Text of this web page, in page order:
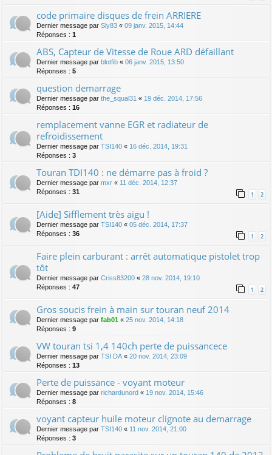
code primaire disques de frein ARRIERE
Dernier message par Sly83 « 09 janv. 2015, 14:44
Réponses : 1
ABS, Capteur de Vitesse de Roue ARD défaillant
Dernier message par blotfib « 06 janv. 2015, 13:50
Réponses : 5
question demarrage
Dernier message par the_squal31 « 19 déc. 2014, 17:56
Réponses : 16
remplacement vanne EGR et radiateur de
refroidissement
Dernier message par TSI140 « 16 déc. 2014, 19:31
Réponses : 3
Touran TDI140 : ne démarre pas à froid ?
Dernier message par mxr « 11 déc. 2014, 12:37
Réponses : 31 1 2
[Aide] Sifflement très aigu !
Dernier message par TSI140 « 05 déc. 2014, 17:37
Réponses : 36 1 2
Faire plein carburant : arrêt automatique pistolet trop
tôt
Dernier message par Criss83200 « 28 nov. 2014, 19:10
Réponses : 47 1 2
Gros soucis frein à main sur touran neuf 2014
Dernier message par fab01 « 25 nov. 2014, 14:18
Réponses : 9
VW touran tsi 1,4 140ch perte de puissancece
Dernier message par TSI DA « 20 nov. 2014, 23:09
Réponses : 13
Perte de puissance - voyant moteur
Dernier message par richardunord « 19 nov. 2014, 15:46
Réponses : 8
voyant capteur huile moteur clignote au demarrage
Dernier message par TSI140 « 11 nov. 2014, 21:00
Réponses : 3